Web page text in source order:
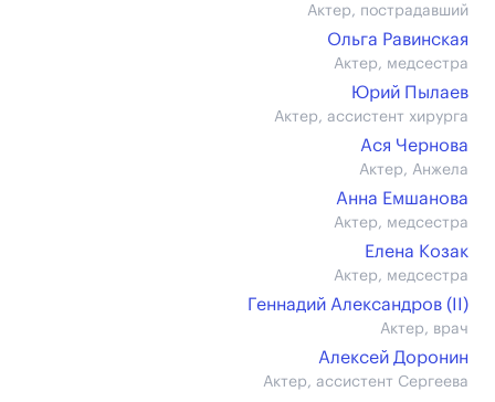
Актер, пострадавший
Ольга Равинская
Актер, медсестра
Юрий Пылаев
Актер, ассистент хирурга
Ася Чернова
Актер, Анжела
Анна Емшанова
Актер, медсестра
Елена Козак
Актер, медсестра
Геннадий Александров (II)
Актер, врач
Алексей Доронин
Актер, ассистент Сергеева